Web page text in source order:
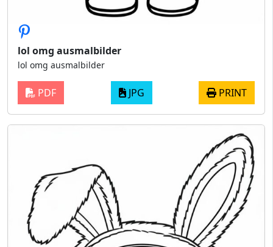
lol omg ausmalbilder
lol omg ausmalbilder
PDF JPG PRINT